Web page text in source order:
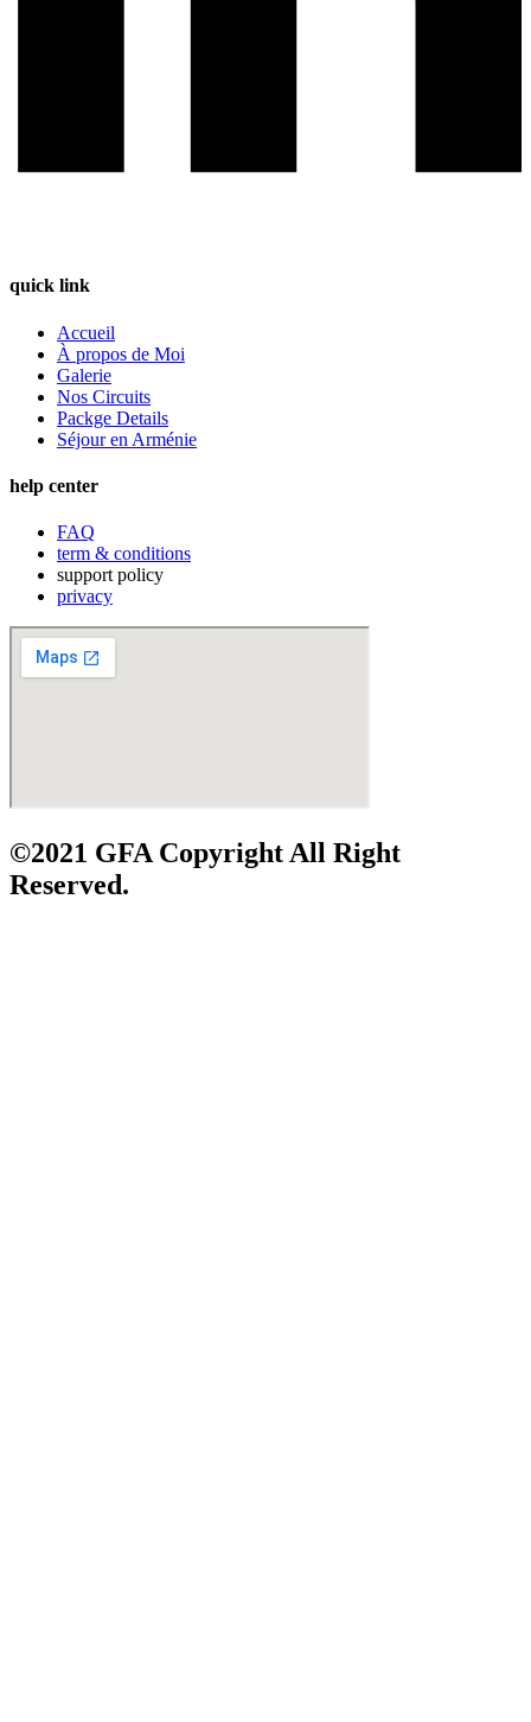
quick link
Accueil
À propos de Moi
Galerie
Nos Circuits
Packge Details
Séjour en Arménie
help center
FAQ
term & conditions
support policy
privacy
©2021 GFA Copyright All Right
Reserved.